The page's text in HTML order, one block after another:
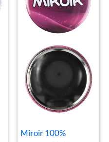
Miroir 100%